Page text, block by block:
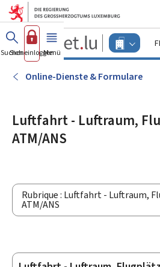
ZumZum Inhalt
Guichet.lu
Changer
-
Menu
Suchen
Sich einloggen
Menü Haupt-
Online-Dienste & Formulare
Luftfahrt - Luftraum,
ATM/ANS
Rubrique : Luftfahrt - Luftraum,
ATM/ANS